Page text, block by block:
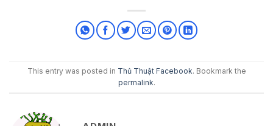
This entry was posted in Thủ Thuật Facebook. Bookmark the
permalink.